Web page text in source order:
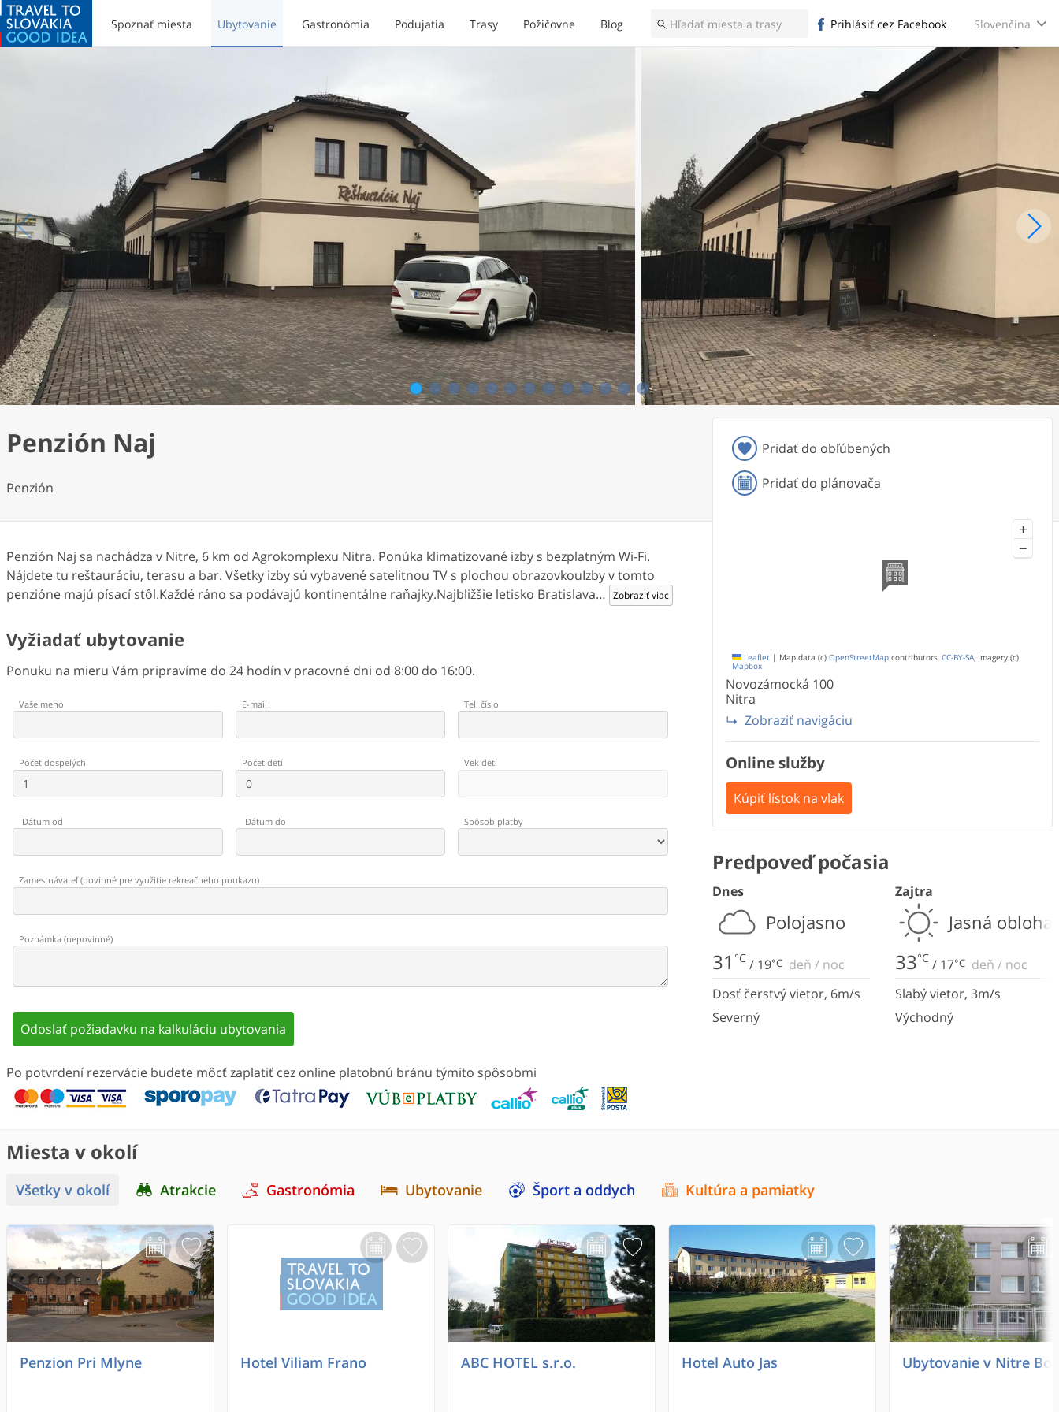
Spoznať miesta Ubytovanie Gastronómia Podujatia Trasy Požičovne Blog Prihlásiť cez Facebook Slovenčina
1 2 3 4 5 6 7 8 9 10 11 12 13
Penzión Naj
Penzión
Penzión Naj sa nachádza v Nitre, 6 km od Agrokomplexu Nitra. Ponúka klimatizované izby s bezplatným Wi-Fi.
Nájdete tu reštauráciu, terasu a bar. Všetky izby sú vybavené satelitnou TV s plochou obrazovkouIzby v tomto
penzióne majú písací stôl.Každé ráno sa podávajú kontinentálne raňajky.Najbližšie letisko Bratislava… Zobraziť viac
Vyžiadať ubytovanie
Ponuku na mieru Vám pripravíme do 24 hodín v pracovné dni od 8:00 do 16:00.
Vaše meno E-mail Tel. číslo
Počet dospelých Počet detí Vek detí
Dátum od Dátum do Spôsob platby
Zamestnávateľ(povinné pre využitie rekreačného poukazu)
Poznámka (nepovinné)
Odoslať požiadavku na kalkuláciu ubytovania
Po potvrdení rezervácie budete môcť zaplatiť cez online platobnú bránu týmito spôsobmi
Pridať do obľúbených
Pridať do plánovača
+
−
Leaflet | Map data (c) OpenStreetMap contributors, CC-BY-SA , Imagery (c)
Mapbox
Novozámocká 100
Nitra
Zobraziť navigáciu
Online služby
Kúpiť lístok na vlak
Predpoveď počasia
Dnes
Polojasno
31 °C / 19°C deň / noc
Dosť čerstvý vietor, 6m/s
Severný
Zajtra
Jasná obloha
33°C / 17°C deň / noc
Slabý vietor, 3m/s
Východný
Miesta v okolí
Všetky v okolí Atrakcie Gastronómia Ubytovanie Šport a oddych Kultúra a pamiatky
Penzion Pri Mlyne Hotel Viliam Frano ABC HOTEL s.r.o. Hotel Auto Jas Ubytovanie v Nitre